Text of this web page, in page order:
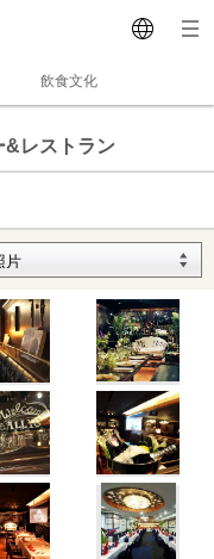
飲食文化
レストラン